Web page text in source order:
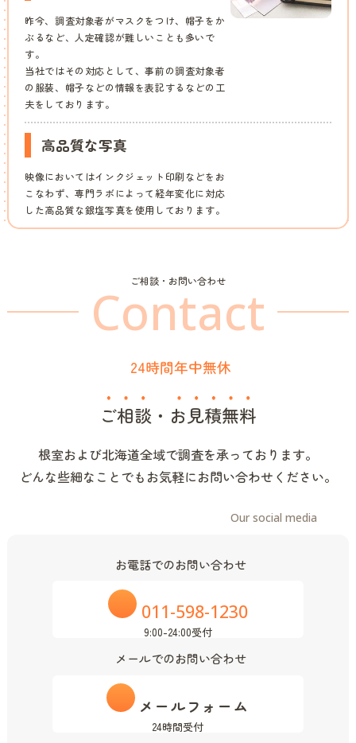
昨今、調査対象者がマスクをつけ、帽子をか
ぶるなど、人定確認が難しいことも多いで
す。
当社ではその対応として、事前の調査対象者
の服装、帽子などの情報を表記するなどの工
夫をしております。
高品質な写真
映像においてはインクジェット印刷などをお
こなわず、専門ラボによって経年変化に対応
した高品質な銀塩写真を使用しております。
ご相談・お問い合わせ
Contact
24時間年中無休
ご相談 ・ お見積無料
根室および北海道全域で調査を承っております。
どんな些細なことでもお気軽にお問い合わせください。
Our social media
お電話でのお問い合わせ
011-598-1230
9:00-24:00受付
メールでのお問い合わせ
メールフォーム
24時間受付